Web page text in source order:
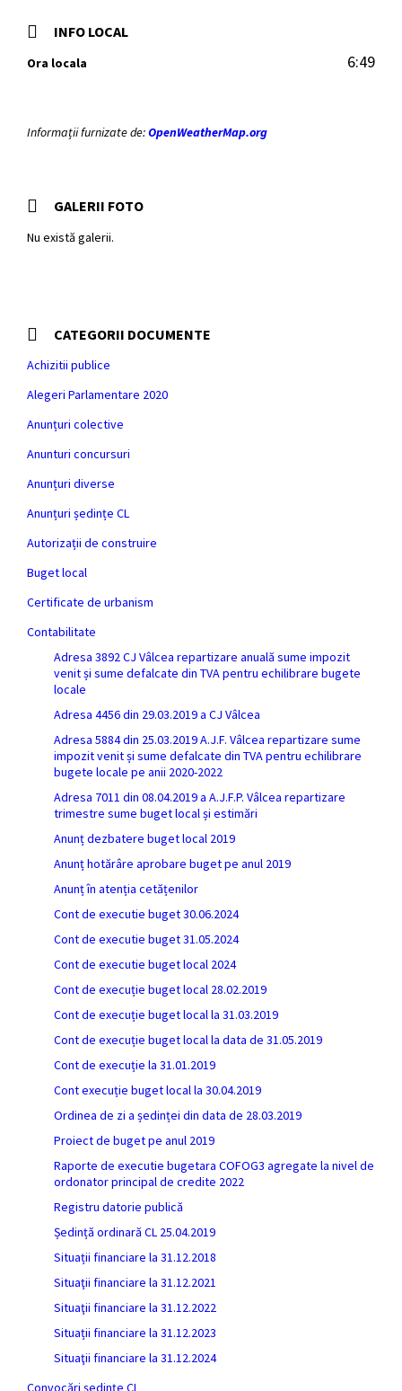
INFO LOCAL
Ora locala 6:49
Informații furnizate de:OpenWeatherMap.org
GALERII FOTO
Nu există galerii.
CATEGORII DOCUMENTE
Achizitii publice
Alegeri Parlamentare 2020
Anunțuri colective
Anunturi concursuri
Anunțuri diverse
Anunțuri ședințe CL
Autorizații de construire
Buget local
Certificate de urbanism
Contabilitate
Adresa 3892 CJ Vâlcea repartizare anuală sume impozit
venit și sume defalcate din TVA pentru echilibrare bugete
locale
Adresa 4456 din 29.03.2019 a CJ Vâlcea
Adresa 5884 din 25.03.2019 A.J.F. Vâlcea repartizare sume
impozit venit și sume defalcate din TVA pentru echilibrare
bugete locale pe anii 2020-2022
Adresa 7011 din 08.04.2019 a A.J.F.P. Vâlcea repartizare
trimestre sume buget local și estimări
Anunț dezbatere buget local 2019
Anunț hotărâre aprobare buget pe anul 2019
Anunț în atenția cetățenilor
Cont de executie buget 30.06.2024
Cont de executie buget 31.05.2024
Cont de executie buget local 2024
Cont de execuție buget local 28.02.2019
Cont de execuție buget local la 31.03.2019
Cont de execuție buget local la data de 31.05.2019
Cont de execuție la 31.01.2019
Cont execuție buget local la 30.04.2019
Ordinea de zi a ședinței din data de 28.03.2019
Proiect de buget pe anul 2019
Raporte de executie bugetara COFOG3 agregate la nivel de
ordonator principal de credite 2022
Registru datorie publică
Ședință ordinară CL 25.04.2019
Situații financiare la 31.12.2018
Situaţii financiare la 31.12.2021
Situaţii financiare la 31.12.2022
Situații financiare la 31.12.2023
Situaţii financiare la 31.12.2024
Convocări ședințe CL